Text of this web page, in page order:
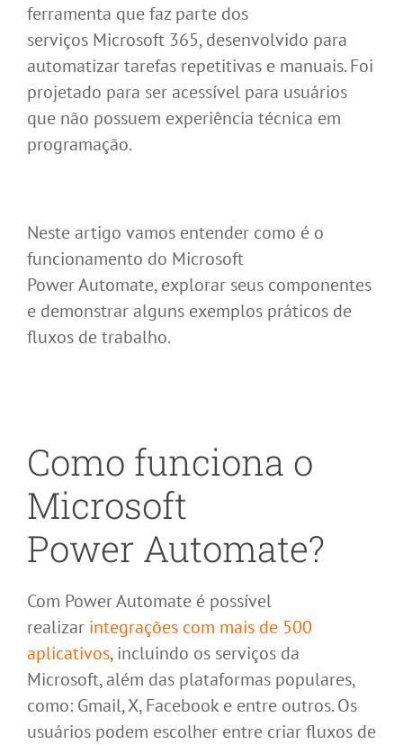
ferramenta que faz parte dos
serviços Microsoft 365, desenvolvido para
automatizar tarefas repetitivas e manuais. Foi
projetado para ser acessível para usuários
que não possuem experiência técnica em
programação.
Neste artigo vamos entender como é o
funcionamento do Microsoft
Power Automate, explorar seus componentes
e demonstrar alguns exemplos práticos de
fluxos de trabalho.
Como funciona o
Microsoft
Power Automate?
Com Power Automate é possível
realizar integrações com mais de 500
aplicativos, incluindo os serviços da
Microsoft, além das plataformas populares,
como: Gmail, X, Facebook e entre outros. Os
usuários podem escolher entre criar fluxos de